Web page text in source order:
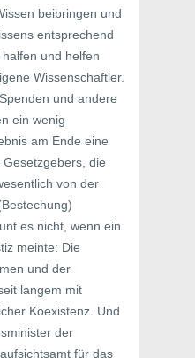
beibringen und
entsprechend
und helfen
Wissenschaftler.
und andere
ein wenig
am Ende eine
die
von der
es nicht, wenn ein
meinte: Die
und der
langem mit
Koexistenz. Und
der
für das